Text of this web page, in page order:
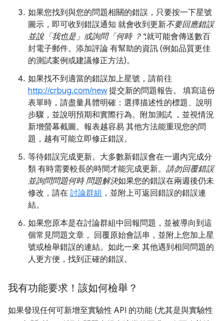
如果您找到與您的問題相關的錯誤，只要按一下星號
圖示，即可收到錯誤通知 就會收到更新不要回應錯誤
並說「我也是」或詢問「何時 ？";就可能會傳送數百
封電子郵件。添加評論 有幫助的資訊 (例如品質更佳
的測試案例或建議修正方法)。
如果找不到適當的錯誤加上星號，請前往
http://crbug.com/new提交新的問題報告。 填寫這份
表單時，請盡量具體明確：選擇描述性的標題、說明
步驟，並說明預期和實際行為。附加測試 ，並視情況
新增螢幕截圖。報表越容易 其他方法能重現您的問
題，越有可能立即修正錯誤。
等待錯誤完成更新。大多數新錯誤會在一週內完成分
類 有時需要較長的時間才能完成更新。 請勿回覆錯誤
並詢問問題何時 問題解決如果您的錯誤在兩週後仍未
修改，請在 討論群組 ，並附上可返回錯誤的錯誤連
結。
如果您原本是在討論群組中回報問題，並被導向到這
個常見問題文章， 回覆原始會話串，並附上您加上星
號或檢舉錯誤的連結。如此一來 其他遇到相同問題的
人更方便，找到正確的錯誤。
我有功能要求！該如何檢舉？
如果發現任何可新增至實驗性 API 的功能 (尤其是與實驗性